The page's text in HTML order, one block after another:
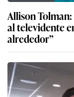
Allison
al televidente
alrededor”